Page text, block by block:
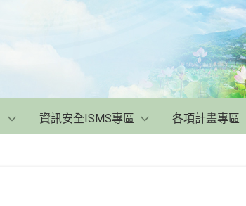
資訊安全ISMS專區 各項計畫專區